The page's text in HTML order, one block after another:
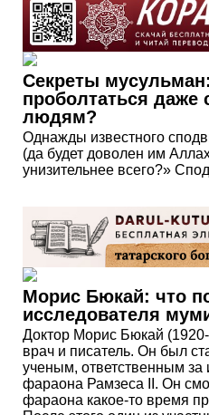
Секреты
проболтаться
людям?
Однажды известного
(да будет доволен им
унизительнее всего?»
Морис Бюкай: что
исследователя
Доктор Морис Бюкай
врач и писатель. Он был
ученым, ответственным
фараона Рамзеса II. Он
фараона какое-то время